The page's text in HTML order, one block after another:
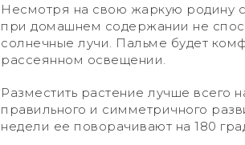
Несмотря на свою жаркую родину
при домашнем содержании не
солнечные лучи. Пальме будет
рассеянном освещении.
Разместить растение лучше всего
правильного и симметричного
недели ее поворачивают на 180